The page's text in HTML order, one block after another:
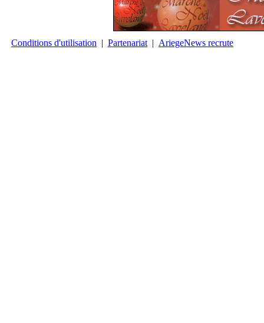
Conditions d'utilisation | Partenariat | AriegeNews recrute